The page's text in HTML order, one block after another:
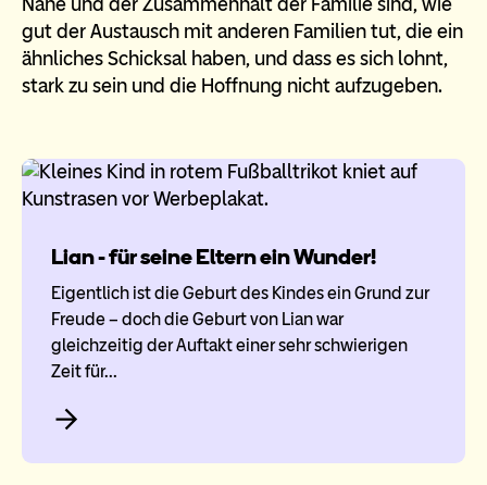
gut der Austausch mit anderen Familien tut, die ein
ähnliches Schicksal haben, und dass es sich lohnt,
stark zu sein und die Hoffnung nicht aufzugeben.
Lian - für seine Eltern ein Wunder!
Eigentlich ist die Geburt des Kindes ein Grund zur
Freude – doch die Geburt von Lian war
gleichzeitig der Auftakt einer sehr schwierigen
Zeit für…